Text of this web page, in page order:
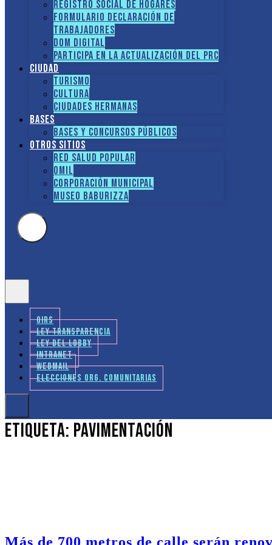
Registro social de hogares
FORMULARIO DECLARACIÓN DE
TRABAJADORES
DOM Digital
Participa en la actualización del PRC
Ciudad
Turismo
Cultura
Ciudades hermanas
Bases
Bases y Concursos Públicos
Otros sitios
Red Salud Popular
OMIL
Corporación Municipal
Museo Baburizza
OIRS
LEY TRANSPARENCIA
LEY DEL LOBBY
INTRANET
WEBMAIL
ELECCIONES ORG. COMUNITARIAS
Etiqueta: pavimentación